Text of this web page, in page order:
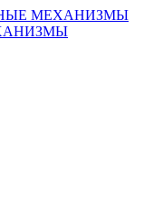
МЕХАНИЗМЫ